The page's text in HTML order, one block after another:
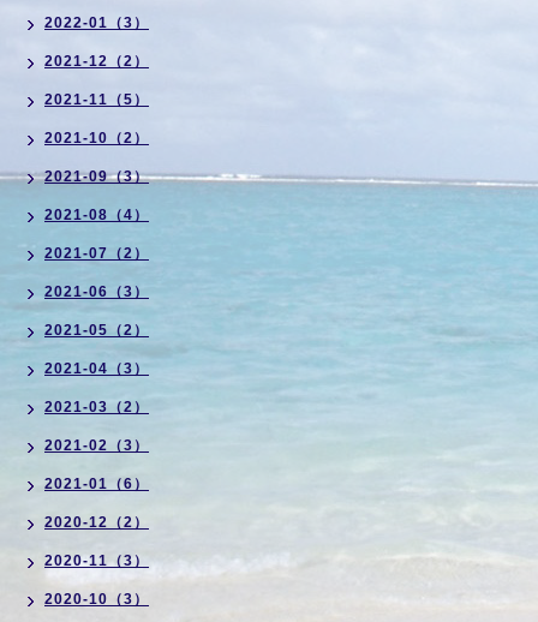
2022-01（3）
2021-12（2）
2021-11（5）
2021-10（2）
2021-09（3）
2021-08（4）
2021-07（2）
2021-06（3）
2021-05（2）
2021-04（3）
2021-03（2）
2021-02（3）
2021-01（6）
2020-12（2）
2020-11（3）
2020-10（3）